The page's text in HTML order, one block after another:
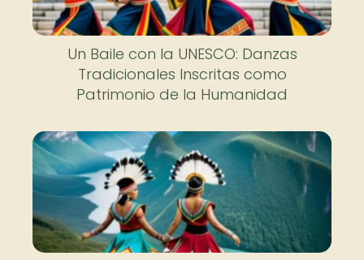
Un Baile con la UNESCO: Danzas
Tradicionales Inscritas como
Patrimonio de la Humanidad